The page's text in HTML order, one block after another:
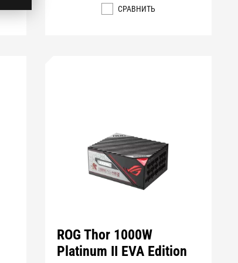
СРАВНИТЬ
ROG Thor 1000W
Platinum II EVA Edition